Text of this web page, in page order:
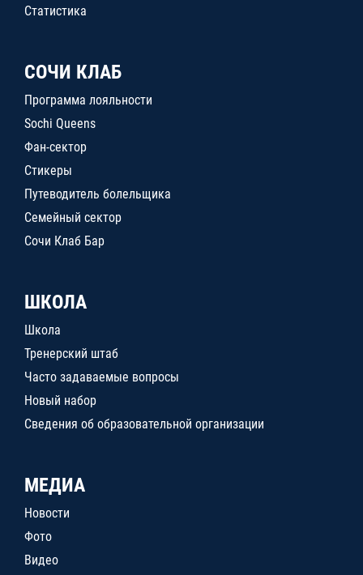
Статистика
СОЧИ КЛАБ
Программа лояльности
Sochi Queens
Фан-сектор
Стикеры
Путеводитель болельщика
Семейный сектор
Сочи Клаб Бар
ШКОЛА
Школа
Тренерский штаб
Часто задаваемые вопросы
Новый набор
Сведения об образовательной организации
МЕДИА
Новости
Фото
Видео